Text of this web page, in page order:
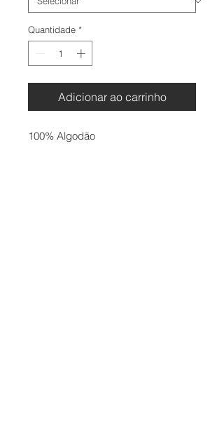
Quantidade *
Adicionar ao carrinho
100% Algodão